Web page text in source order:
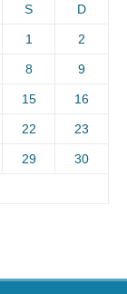
S D
1 2
8 9
15 16
22 23
29 30